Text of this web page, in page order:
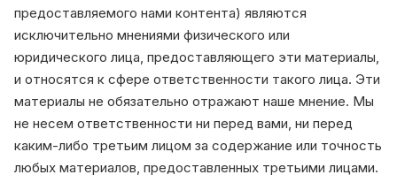
предоставляемого нами контента) являются
исключительно мнениями физического или
юридического лица, предоставляющего эти материалы,
и относятся к сфере ответственности такого лица. Эти
материалы не обязательно отражают наше мнение. Мы
не несем ответственности ни перед вами, ни перед
каким-либо третьим лицом за содержание или точность
любых материалов, предоставленных третьими лицами.